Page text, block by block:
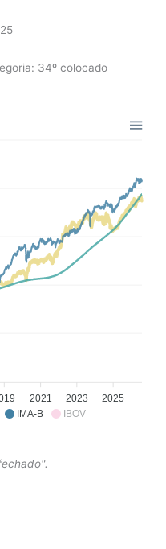
34º colocado
IMA-B IBOV
2021 2023 2025